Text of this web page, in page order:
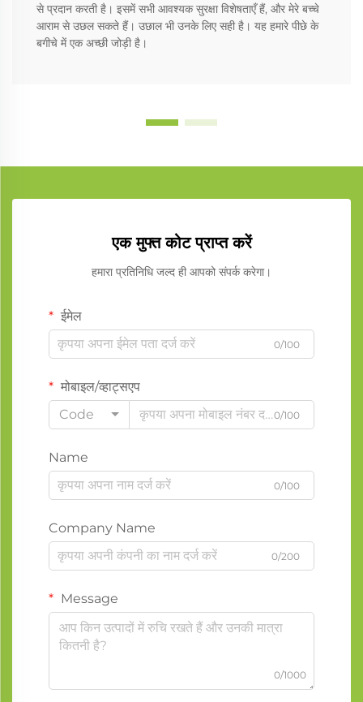
से प्रदान करती है। इसमें सभी आवश्यक सुरक्षा विशेषताएँ हैं, और मेरे बच्चे
आराम से उछल सकते हैं। उछाल भी उनके लिए सही है। यह हमारे पीछे के
बगीचे में एक अच्छी जोड़ी है।
एक मुफ्त कोट प्राप्त करें
हमारा प्रतिनिधि जल्द ही आपको संपर्क करेगा।
ईमेल
0/100
मोबाइल/व्हाट्सएप
Code
0/100
Name
0/100
Company Name
0/200
Message
0/1000